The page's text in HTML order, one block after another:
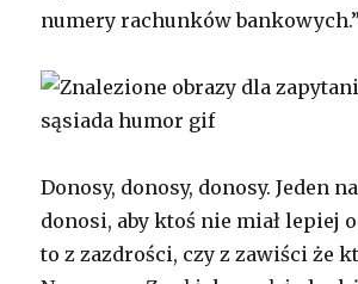
numery rachunków bankowych.”
Donosy, donosy, donosy. Jeden
donosi, aby ktoś nie miał lepiej
to z zazdrości, czy z zawiści że